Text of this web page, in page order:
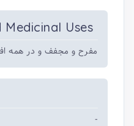
Uses
مفرح و مجفف و در همه
-